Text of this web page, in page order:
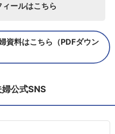
ールはこちら
資料はこちら（PDFダウン
婦公式SNS